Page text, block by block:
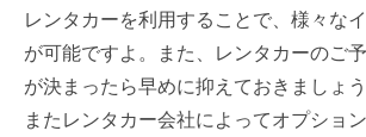
レンタカーを利用することで、様々な
が可能ですよ。また、レンタカーのご
が決まったら早めに抑えておきましょう
またレンタカー会社によってオプショ